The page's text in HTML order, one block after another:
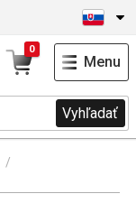
Vyhľadať
0
Menu